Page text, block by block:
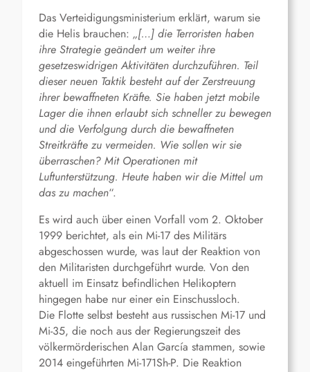
Das Verteidigungsministerium erklärt, warum sie
die Helis brauchen: „[…] die Terroristen haben
ihre Strategie geändert um weiter ihre
gesetzeswidrigen Aktivitäten durchzuführen. Teil
dieser neuen Taktik besteht auf der Zerstreuung
ihrer bewaffneten Kräfte. Sie haben jetzt mobile
Lager die ihnen erlaubt sich schneller zu bewegen
und die Verfolgung durch die bewaffneten
Streitkräfte zu vermeiden. Wie sollen wir sie
überraschen? Mit Operationen mit
Luftunterstützung. Heute haben wir die Mittel um
das zu machen“.
Es wird auch über einen Vorfall vom 2. Oktober
1999 berichtet, als ein Mi-17 des Militärs
abgeschossen wurde, was laut der Reaktion von
den Militaristen durchgeführt wurde. Von den
aktuell im Einsatz befindlichen Helikoptern
hingegen habe nur einer ein Einschussloch.
Die Flotte selbst besteht aus russischen Mi-17 und
Mi-35, die noch aus der Regierungszeit des
völkermörderischen Alan García stammen, sowie
2014 eingeführten Mi-171Sh-P. Die Reaktion